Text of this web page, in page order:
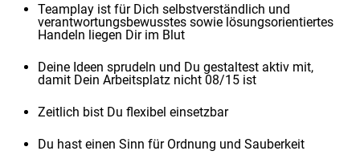
Teamplay ist für Dich selbstverständlich und
verantwortungsbewusstes sowie lösungsorientiertes
Handeln liegen Dir im Blut
Deine Ideen sprudeln und Du gestaltest aktiv mit,
damit Dein Arbeitsplatz nicht 08/15 ist
Zeitlich bist Du flexibel einsetzbar
Du hast einen Sinn für Ordnung und Sauberkeit